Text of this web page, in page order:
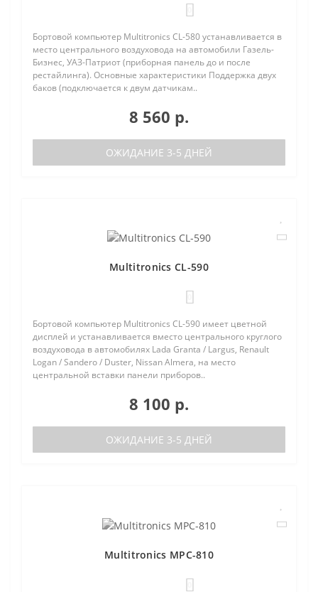
Бортовой компьютер Multitronics CL-580 устанавливается в
место центрального воздуховода на автомобили Газель-
Бизнес, УАЗ-Патриот (приборная панель до и после
рестайлинга). Основные характеристики Поддержка двух
баков (подключается к двум датчикам..
8 560 р.
ОЖИДАНИЕ 3-5 ДНЕЙ
Multitronics CL-590
Бортовой компьютер Multitronics CL-590 имеет цветной
дисплей и устанавливается вместо центрального круглого
воздуховода в автомобилях Lada Granta / Largus, Renault
Logan / Sandero / Duster, Nissan Almera, на место
центральной вставки панели приборов..
8 100 р.
ОЖИДАНИЕ 3-5 ДНЕЙ
Multitronics MPC-810